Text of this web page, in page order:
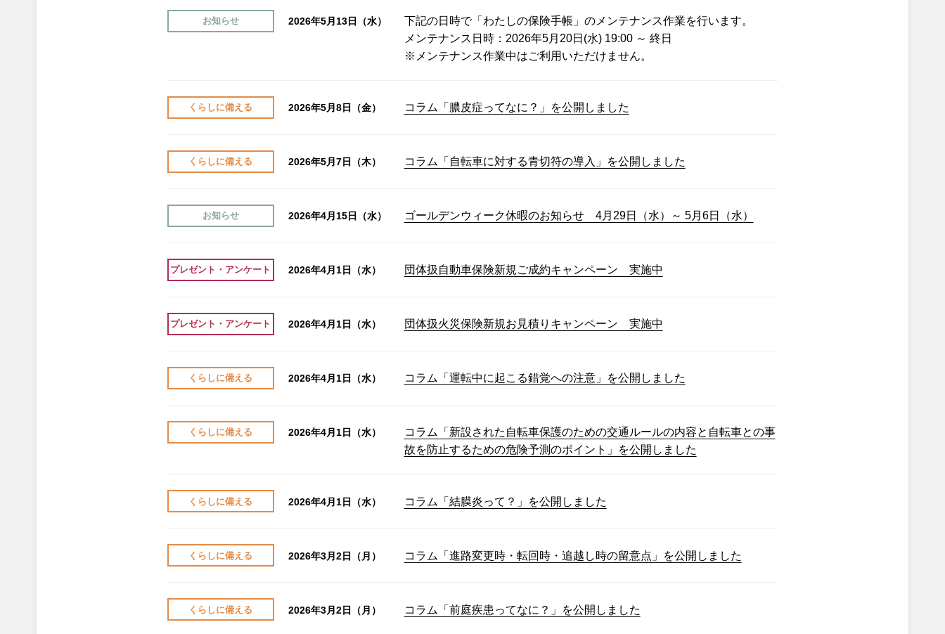
お知らせ 2026年5月13日（水）
下記の日時で「わたしの保険手帳」のメンテナンス作業を行います。
メンテナンス日時：2026年5月20日(水) 19:00 ～ 終日
※メンテナンス作業中はご利用いただけません。
くらしに備える 2026年5月8日（金） コラム「膿皮症ってなに？」を公開しました
くらしに備える 2026年5月7日（木） コラム「自転車に対する青切符の導入」を公開しました
お知らせ 2026年4月15日（水） ゴールデンウィーク休暇のお知らせ 4月29日（水）～ 5月6日（水）
プレゼント・アンケート 2026年4月1日（水） 団体扱自動車保険新規ご成約キャンペーン 実施中
プレゼント・アンケート 2026年4月1日（水） 団体扱火災保険新規お見積りキャンペーン 実施中
くらしに備える 2026年4月1日（水） コラム「運転中に起こる錯覚への注意」を公開しました
くらしに備える 2026年4月1日（水）
コラム「新設された自転車保護のための交通ルールの内容と自転車との事
故を防止するための危険予測のポイント」を公開しました
くらしに備える 2026年4月1日（水） コラム「結膜炎って？」を公開しました
くらしに備える 2026年3月2日（月） コラム「進路変更時・転回時・追越し時の留意点」を公開しました
くらしに備える 2026年3月2日（月） コラム「前庭疾患ってなに？」を公開しました